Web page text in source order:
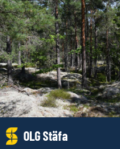
OLG Stäfa